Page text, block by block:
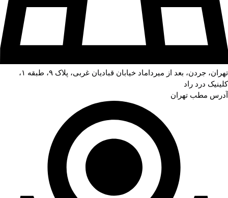
تهران، جردن، بعد از میرداماد خیابان قبادیان غربی، پلاک ۹، طبقه ۱،
کلینیک درد راد
آدرس مطب تهران